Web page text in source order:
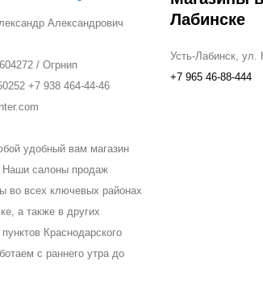
Александрович
/ Огрнип
+7 938 464-44-46
удобный вам магазин
Наши салоны продаж
во всех ключевых районах
а также в других
Краснодарского
с раннего утра до
Лабинске
Усть-Лабинск, ул.
+7 965 46-88-444